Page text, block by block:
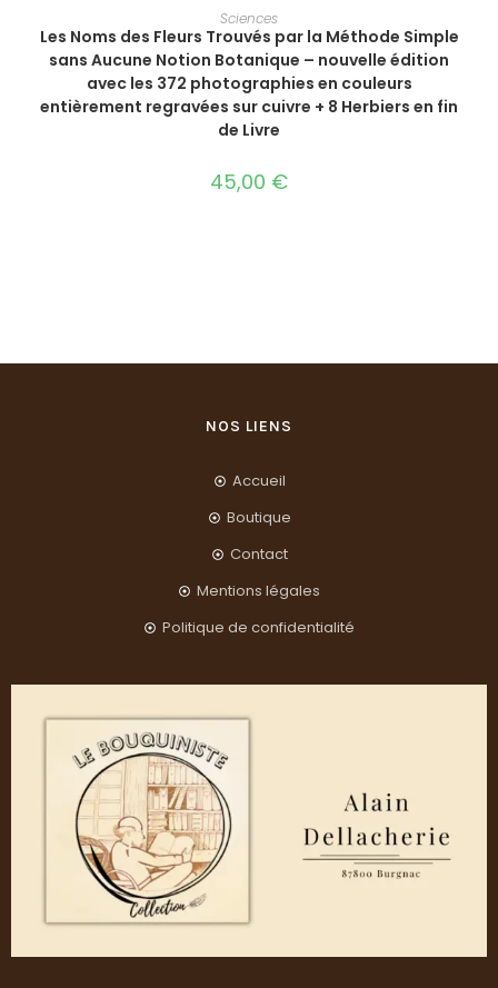
AJOUTER AU PANIER
Sciences
Les Noms des Fleurs Trouvés par la Méthode Simple
sans Aucune Notion Botanique – nouvelle édition
avec les 372 photographies en couleurs
entièrement regravées sur cuivre + 8 Herbiers en fin
de Livre
45,00 €
NOS LIENS
Accueil
Boutique
Contact
Mentions légales
Politique de confidentialité